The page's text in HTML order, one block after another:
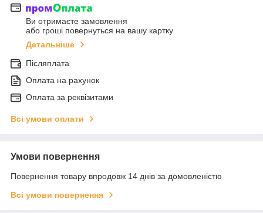
Ви отримаєте замовлення
або гроші повернуться на вашу картку
Детальніше
Післяплата
Оплата на рахунок
Оплата за реквізитами
Всі умови оплати
Умови повернення
Повернення товару впродовж 14 днів за домовленістю
Всі умови повернення